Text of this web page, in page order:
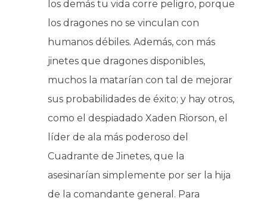
los demás tu vida corre peligro, porque
los dragones no se vinculan con
humanos débiles. Además, con más
jinetes que dragones disponibles,
muchos la matarían con tal de mejorar
sus probabilidades de éxito; y hay otros,
como el despiadado Xaden Riorson, el
líder de ala más poderoso del
Cuadrante de Jinetes, que la
asesinarían simplemente por ser la hija
de la comandante general. Para